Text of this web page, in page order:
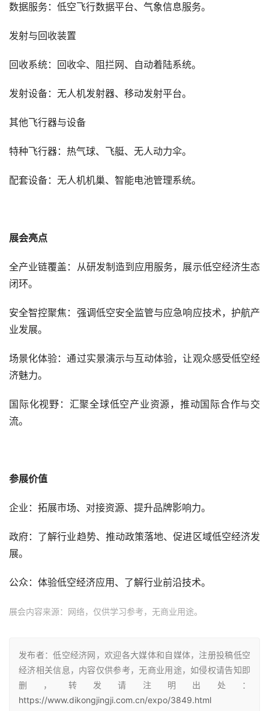
数据服务：低空飞行数据平台、气象信息服务。
发射与回收装置
回收系统：回收伞、阻拦网、自动着陆系统。
发射设备：无人机发射器、移动发射平台。
其他飞行器与设备
特种飞行器：热气球、飞艇、无人动力伞。
配套设备：无人机机巢、智能电池管理系统。
展会亮点
全产业链覆盖：从研发制造到应用服务，展示低空经济生态
闭环。
安全智控聚焦：强调低空安全监管与应急响应技术，护航产
业发展。
场景化体验：通过实景演示与互动体验，让观众感受低空经
济魅力。
国际化视野：汇聚全球低空产业资源，推动国际合作与交
流。
参展价值
企业：拓展市场、对接资源、提升品牌影响力。
政府：了解行业趋势、推动政策落地、促进区域低空经济发
展。
公众：体验低空经济应用、了解行业前沿技术。
展会内容来源：网络，仅供学习参考，无商业用途。
发布者：低空经济网，欢迎各大媒体和自媒体，注册投稿低空
经济相关信息，内容仅供参考，无商业用途，如侵权请告知即
删，转发请注明出处：
https://www.dikongjingji.com.cn/expo/3849.html